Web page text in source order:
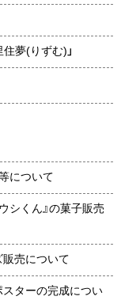
夢(りずむ)」
について
シくん』の菓子販売
売について
ターの完成につい